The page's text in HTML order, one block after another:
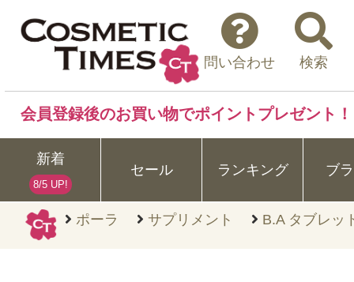
ポーラ サプリメント B.A タブレッ
問い合わせ 検索
会員登録後のお買い物でポイントプレゼント！
新着
8/5 UP!
セール ランキング ブ